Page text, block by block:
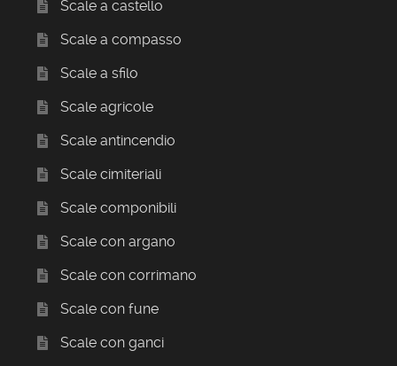
Scale a castello
Scale a compasso
Scale a sfilo
Scale agricole
Scale antincendio
Scale cimiteriali
Scale componibili
Scale con argano
Scale con corrimano
Scale con fune
Scale con ganci